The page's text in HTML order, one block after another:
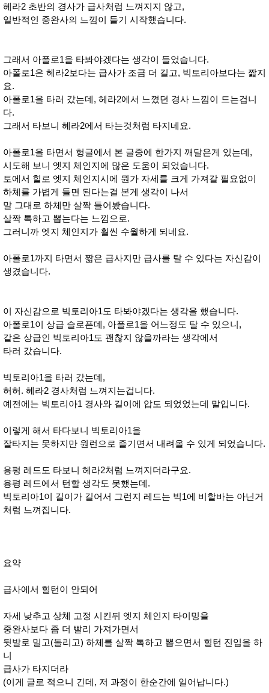
헤라2 초반의 경사가 급사처럼 느껴지지 않고,
일반적인 중완사의 느낌이 들기 시작했습니다.
그래서 아폴로1을 타봐야겠다는 생각이 들었습니다.
아폴로1은 헤라2보다는 급사가 조금 더 길고, 빅토리아보다는 짧지
요.
아폴로1을 타러 갔는데, 헤라2에서 느꼈던 경사 느낌이 드는겁니
다.
그래서 타보니 헤라2에서 타는것처럼 타지네요.
아폴로1을 타면서 헝글에서 본 글중에 한가지 깨달은게 있는데,
시도해 보니 엣지 체인지에 많은 도움이 되었습니다.
토에서 힐로 엣지 체인지시에 뭔가 자세를 크게 가져갈 필요없이
하체를 가볍게 들면 된다는걸 본게 생각이 나서
말 그대로 하체만 살짝 들어봤습니다.
살짝 톡하고 뽑는다는 느낌으로.
그러니까 엣지 체인지가 훨씬 수월하게 되네요.
아폴로1까지 타면서 짧은 급사지만 급사를 탈 수 있다는 자신감이
생겼습니다.
이 자신감으로 빅토리아1도 타봐야겠다는 생각을 했습니다.
아폴로1이 상급 슬로픈데, 아폴로1을 어느정도 탈 수 있으니,
같은 상급인 빅토리아1도 괜찮지 않을까라는 생각에서
타러 갔습니다.
빅토리아1을 타러 갔는데,
허허. 헤라2 경사처럼 느껴지는겁니다.
예전에는 빅토리아1 경사와 길이에 압도 되었었는데 말입니다.
이렇게 해서 타다보니 빅토리아1을
잘타지는 못하지만 원런으로 즐기면서 내려올 수 있게 되었습니다.
용평 레드도 타보니 헤라2처럼 느껴지더라구요.
용평 레드에서 턴할 생각도 못했는데.
빅토리아1이 길이가 길어서 그런지 레드는 빅1에 비할바는 아닌거
처럼 느껴집니다.
요약
급사에서 힐턴이 안되어
자세 낮추고 상체 고정 시킨뒤 엣지 체인지 타이밍을
중완사보다 좀 더 빨리 가져가면서
뒷발로 밀고(돌리고) 하체를 살짝 톡하고 뽑으면서 힐턴 진입을 하
니
급사가 타지더라
(이게 글로 적으니 긴데, 저 과정이 한순간에 일어납니다.)